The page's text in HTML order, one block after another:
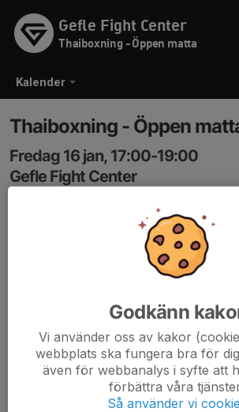
Kalender
Gefle Fight Center
Thaiboxning - Öppen matta
Thaiboxning - Öppen
Fredag 16 jan, 17:00-19:00
Gefle Fight Center
Godkänn
Vi använder oss av kakor
webbplats ska fungera bra för
även för webbanalys i syfte att
förbättra våra
Så använder vi